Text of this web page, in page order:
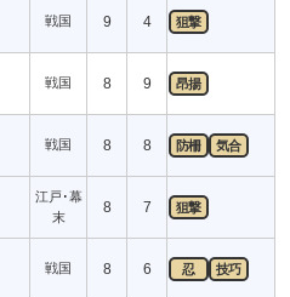
戦国 9 4 狙撃
戦国 8 9 昂揚
戦国 8 8 防柵 気合
江戸･幕
末
8 7 狙撃
戦国 8 6 忍 技巧